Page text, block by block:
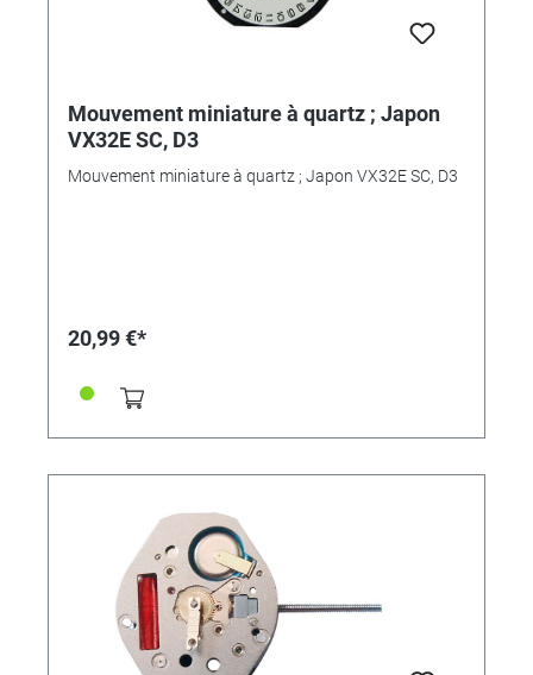
Mouvement miniature à quartz ; Japon
VX32E SC, D3
Mouvement miniature à quartz ; Japon VX32E SC, D3
20,99 €*